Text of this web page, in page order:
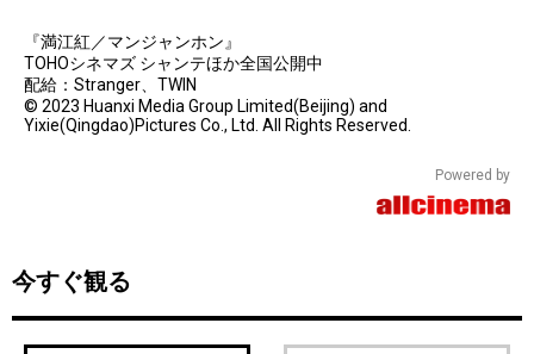
『満江紅／マンジャンホン』
TOHOシネマズ シャンテほか全国公開中
配給：Stranger、TWIN
© 2023 Huanxi Media Group Limited(Beijing) and
Yixie(Qingdao)Pictures Co., Ltd. All Rights Reserved.
Powered by
今すぐ観る